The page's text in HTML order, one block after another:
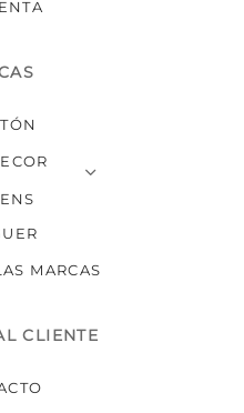
MARCAS
CLIENTE